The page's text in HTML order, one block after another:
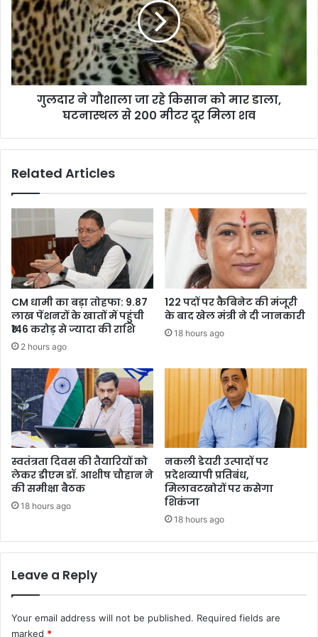
जा
रहे
किसान
को
मार
डाला,
घटनास्थल
मिला
गुलदार ने गौशाला जा रहे किसान को मार डाला,
घटनास्थल से 200 मीटर दूर मिला शव
Related Articles
CM धामी का बड़ा तोहफा: 9.87
लाख पेंशनरों के खातों में पहुंची
₹146 करोड़ से ज्यादा की राशि
2 hours ago
122 पदों पर कैबिनेट की मंजूरी
के बाद खेल मंत्री ने दी जानकारी
18 hours ago
स्वतंत्रता दिवस की तैयारियों को
लेकर डीएम डॉ. आशीष चौहान ने
की समीक्षा बैठक
18 hours ago
नकली डेयरी उत्पादों पर
प्रदेशव्यापी प्रतिबंध,
मिलावटखोरों पर कसेगा
शिकंजा
18 hours ago
Leave a Reply
Your email address will not be published. Required fields are
marked *